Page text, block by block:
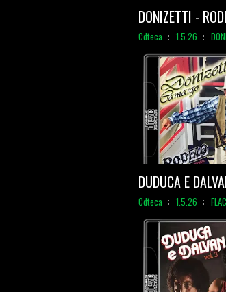
DONIZETTI -
Cdteca 1.5.26
DUDUCA E
Cdteca 1.5.26 FLAC